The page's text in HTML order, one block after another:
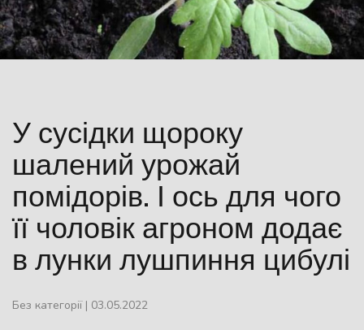
У сусідки щороку
шалений урожай
помідорів. І ось для чого
її чоловік агроном додає
в лунки лушпиння цибулі
Без категорії | 03.05.2022